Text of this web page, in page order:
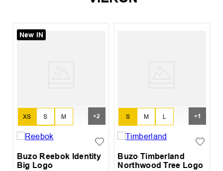
New IN
S
L
M
XL
XS +2
Buzo Reebok Identity
Big Logo
S L
M
XL
+1
Buzo Timberland
Northwood Tree Logo